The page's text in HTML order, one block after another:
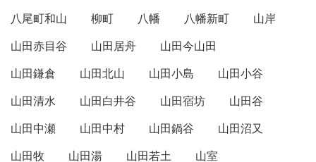
八尾町和山
柳町 八幡 八幡新町
山岸
山田赤目谷
山田居舟
山田今山田
山田鎌倉
山田北山 山田小島
山田小谷
山田清水
山田白井谷 山田宿坊
山田谷
山田中瀬
山田中村 山田鍋谷
山田沼又
山田牧
山田湯 山田若土
山室